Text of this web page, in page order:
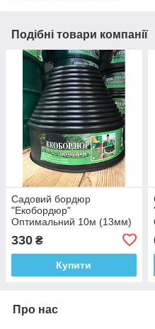
Подібні товари компанії
Садовий бордюр
"Екобордюр"
Оптимальний 10м (13мм)
330 ₴
Купити
Про нас